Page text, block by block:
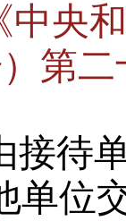
中央
第二
接待
单位